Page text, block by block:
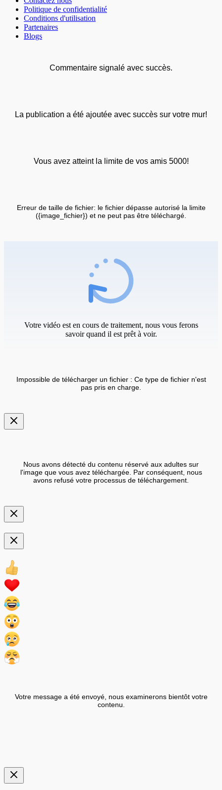
Politique de confidentialité
Conditions d'utilisation
Partenaires
Blogs
Commentaire signalé avec succès.
La publication a été ajoutée avec succès sur votre mur!
Vous avez atteint la limite de vos amis 5000!
Erreur de taille de fichier: le fichier dépasse autorisé la limite
({image_fichier}) et ne peut pas être téléchargé.
Votre vidéo est en cours de traitement, nous vous ferons
savoir quand il est prêt à voir.
Impossible de télécharger un fichier : Ce type de fichier n'est
pas pris en charge.
Nous avons détecté du contenu réservé aux adultes sur
l'image que vous avez téléchargée. Par conséquent, nous
avons refusé votre processus de téléchargement.
Votre message a été envoyé, nous examinerons bientôt votre
contenu.